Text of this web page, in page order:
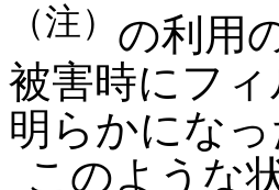
（注） の利用
被害時にフ
明らかになっ
このような